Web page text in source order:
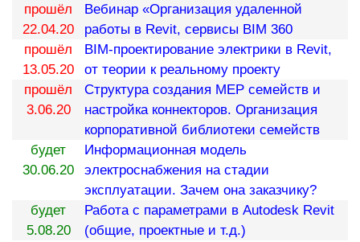
прошёл
22.04.20
Вебинар «Организация удаленной
работы в Revit, сервисы BIM 360
прошёл
13.05.20
BIM-проектирование электрики в Revit,
от теории к реальному проекту
прошёл
3.06.20
Структура создания MEP семейств и
настройка коннекторов. Организация
корпоративной библиотеки семейств
будет
30.06.20
Информационная модель
электроснабжения на стадии
эксплуатации. Зачем она заказчику?
будет
5.08.20
Работа с параметрами в Autodesk Revit
(общие, проектные и т.д.)